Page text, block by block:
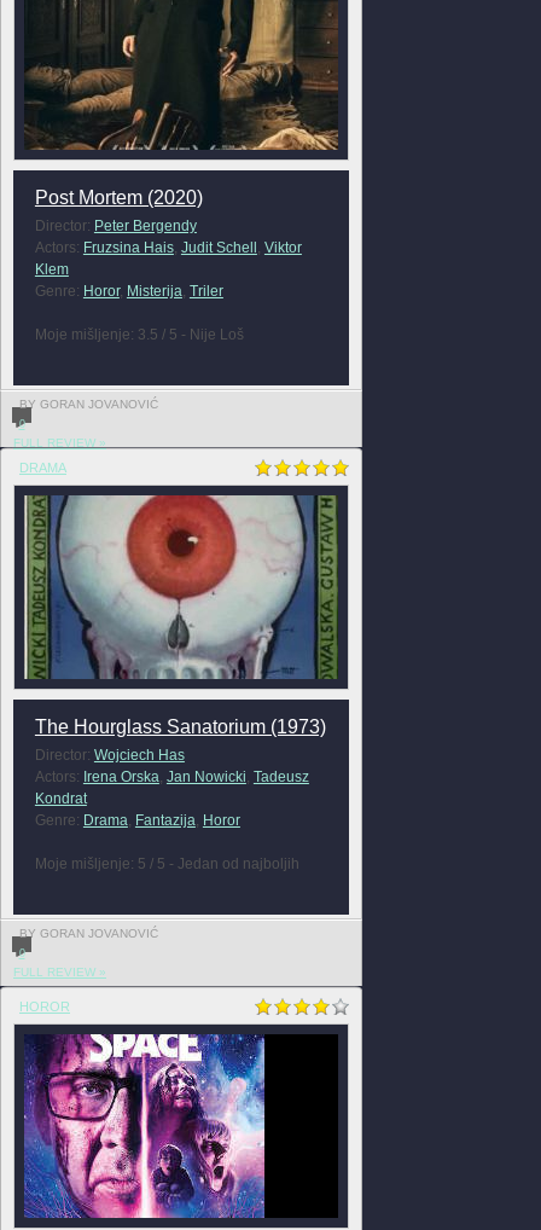
Post Mortem (2020)
Director: Peter Bergendy
Actors: Fruzsina Hais, Judit Schell Viktor
Klem
Genre: Horor, Misterija Triler
Moje mišljenje: 3.5 / 5 - Nije Loš
BY GORAN JOVANOVIĆ
0
FULL REVIEW »
DRAMA
The Hourglass Sanatorium (1973)
Director: Wojciech Has
Actors: Irena Orska Jan Nowicki Tadeusz
Kondrat
Genre: Drama Fantazija Horor
Moje mišljenje: 5 / 5 - Jedan od najboljih
BY GORAN JOVANOVIĆ
0
FULL REVIEW »
HOROR